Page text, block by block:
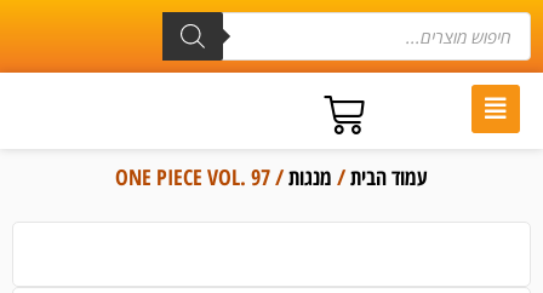
עמוד הבית/ מנגות/ ONE PIECE VOL. 97